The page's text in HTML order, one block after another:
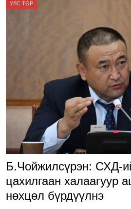
УЛС ТӨР
Б.Чойжилсүрэн: СХД-
цахилгаан халаагуур
нөхцөл бүрдүүлнэ